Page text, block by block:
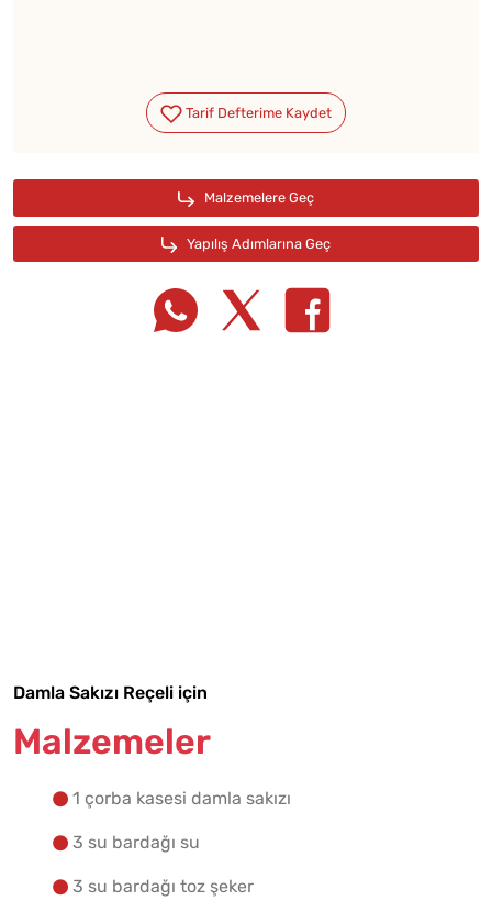
Damla Sakızı Reçeli için
Malzemeler
1 çorba kasesi damla sakızı
3 su bardağı su
3 su bardağı toz şeker